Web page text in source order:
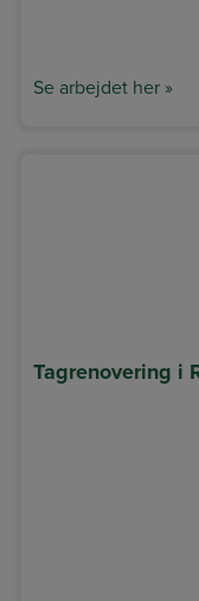
Se arbejdet her »
Tagrenovering i